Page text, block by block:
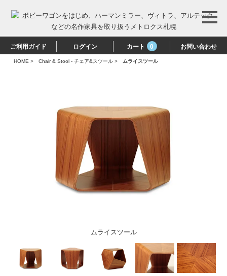
ご利用ガイド ログイン カート 0 お問い合わせ
HOME > Chair & Stool - チェア&スツール > ムライスツール
ムライスツール